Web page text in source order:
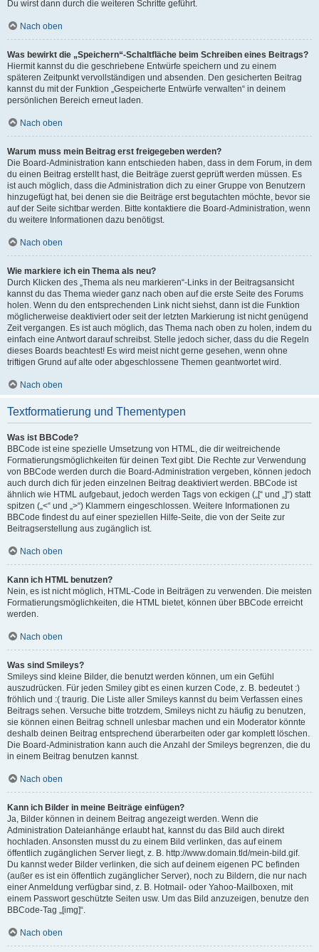
Du wirst dann durch die weiteren Schritte geführt.
Nach oben
Was bewirkt die „Speichern“-Schaltfläche beim Schreiben eines Beitrags?
Hiermit kannst du die geschriebene Entwürfe speichern und zu einem
späteren Zeitpunkt vervollständigen und absenden. Den gesicherten Beitrag
kannst du mit der Funktion „Gespeicherte Entwürfe verwalten“ in deinem
persönlichen Bereich erneut laden.
Nach oben
Warum muss mein Beitrag erst freigegeben werden?
Die Board-Administration kann entschieden haben, dass in dem Forum, in dem
du einen Beitrag erstellt hast, die Beiträge zuerst geprüft werden müssen. Es
ist auch möglich, dass die Administration dich zu einer Gruppe von Benutzern
hinzugefügt hat, bei denen sie die Beiträge erst begutachten möchte, bevor sie
auf der Seite sichtbar werden. Bitte kontaktiere die Board-Administration, wenn
du weitere Informationen dazu benötigst.
Nach oben
Wie markiere ich ein Thema als neu?
Durch Klicken des „Thema als neu markieren“-Links in der Beitragsansicht
kannst du das Thema wieder ganz nach oben auf die erste Seite des Forums
holen. Wenn du den entsprechenden Link nicht siehst, dann ist die Funktion
möglicherweise deaktiviert oder seit der letzten Markierung ist nicht genügend
Zeit vergangen. Es ist auch möglich, das Thema nach oben zu holen, indem du
einfach eine Antwort darauf schreibst. Stelle jedoch sicher, dass du die Regeln
dieses Boards beachtest! Es wird meist nicht gerne gesehen, wenn ohne
triftigen Grund auf alte oder abgeschlossene Themen geantwortet wird.
Nach oben
Textformatierung und Thementypen
Was ist BBCode?
BBCode ist eine spezielle Umsetzung von HTML, die dir weitreichende
Formatierungsmöglichkeiten für deinen Text gibt. Die Rechte zur Verwendung
von BBCode werden durch die Board-Administration vergeben, können jedoch
auch durch dich für jeden einzelnen Beitrag deaktiviert werden. BBCode ist
ähnlich wie HTML aufgebaut, jedoch werden Tags von eckigen („[“ und „]“) statt
spitzen („<“ und „>“) Klammern eingeschlossen. Weitere Informationen zu
BBCode findest du auf einer speziellen Hilfe-Seite, die von der Seite zur
Beitragserstellung aus zugänglich ist.
Nach oben
Kann ich HTML benutzen?
Nein, es ist nicht möglich, HTML-Code in Beiträgen zu verwenden. Die meisten
Formatierungsmöglichkeiten, die HTML bietet, können über BBCode erreicht
werden.
Nach oben
Was sind Smileys?
Smileys sind kleine Bilder, die benutzt werden können, um ein Gefühl
auszudrücken. Für jeden Smiley gibt es einen kurzen Code, z. B. bedeutet :)
fröhlich und :( traurig. Die Liste aller Smileys kannst du beim Verfassen eines
Beitrags sehen. Versuche bitte trotzdem, Smileys nicht zu häufig zu benutzen,
sie können einen Beitrag schnell unlesbar machen und ein Moderator könnte
deshalb deinen Beitrag entsprechend überarbeiten oder gar komplett löschen.
Die Board-Administration kann auch die Anzahl der Smileys begrenzen, die du
in einem Beitrag benutzen kannst.
Nach oben
Kann ich Bilder in meine Beiträge einfügen?
Ja, Bilder können in deinem Beitrag angezeigt werden. Wenn die
Administration Dateianhänge erlaubt hat, kannst du das Bild auch direkt
hochladen. Ansonsten musst du zu einem Bild verlinken, das auf einem
öffentlich zugänglichen Server liegt, z. B. http://www.domain.tld/mein-bild.gif.
Du kannst weder Bilder verlinken, die sich auf deinem eigenen PC befinden
(außer es ist ein öffentlich zugänglicher Server), noch zu Bildern, die nur nach
einer Anmeldung verfügbar sind, z. B. Hotmail- oder Yahoo-Mailboxen, mit
einem Passwort geschützte Seiten usw. Um das Bild anzuzeigen, benutze den
BBCode-Tag „[img]“.
Nach oben